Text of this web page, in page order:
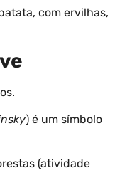
com ervilhas,
) é um símbolo
(atividade